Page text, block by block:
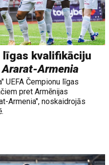
līgas kvalifikāciju
Ararat-Armenia
UEFA Čempionu līgas
pret Armēnijas
Armenia", noskaidrojās